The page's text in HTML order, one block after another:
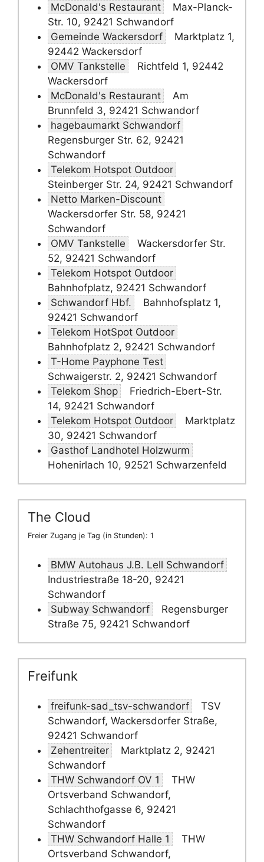
McDonald's Restaurant
Max-Planck-
Str. 10, 92421 Schwandorf
Gemeinde Wackersdorf
Marktplatz 1,
92442 Wackersdorf
OMV Tankstelle
Richtfeld 1, 92442
Wackersdorf
McDonald's Restaurant
Am
Brunnfeld 3, 92421 Schwandorf
hagebaumarkt Schwandorf
Regensburger Str. 62, 92421
Schwandorf
Telekom Hotspot Outdoor
Steinberger Str. 24, 92421 Schwandorf
Netto Marken-Discount
Wackersdorfer Str. 58, 92421
Schwandorf
OMV Tankstelle
Wackersdorfer Str.
52, 92421 Schwandorf
Telekom Hotspot Outdoor
Bahnhofplatz, 92421 Schwandorf
Schwandorf Hbf.
Bahnhofsplatz 1,
92421 Schwandorf
Telekom HotSpot Outdoor
Bahnhofplatz 2, 92421 Schwandorf
T-Home Payphone Test
Schwaigerstr. 2, 92421 Schwandorf
Telekom Shop
Friedrich-Ebert-Str.
14, 92421 Schwandorf
Telekom Hotspot Outdoor
Marktplatz
30, 92421 Schwandorf
Gasthof Landhotel Holzwurm
Hohenirlach 10, 92521 Schwarzenfeld
The Cloud
Freier Zugang je Tag (in Stunden): 1
BMW Autohaus J.B. Lell Schwandorf
Industriestraße 18-20, 92421
Schwandorf
Subway Schwandorf
Regensburger
Straße 75, 92421 Schwandorf
Freifunk
freifunk-sad_tsv-schwandorf
TSV
Schwandorf, Wackersdorfer Straße,
92421 Schwandorf
Zehentreiter
Marktplatz 2, 92421
Schwandorf
THW Schwandorf OV 1
THW
Ortsverband Schwandorf,
Schlachthofgasse 6, 92421
Schwandorf
THW Schwandorf Halle 1
THW
Ortsverband Schwandorf,